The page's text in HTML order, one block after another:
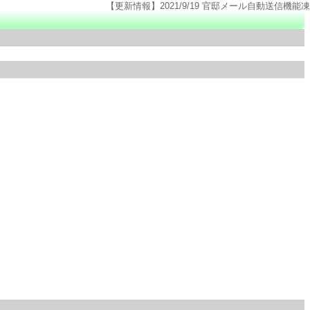
【更新情報】2021/9/19 官邸メール自動送信機能